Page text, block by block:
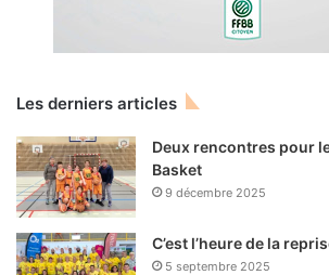
Les derniers articles
Deux rencontres pour
Basket
9 décembre 2025
C’est l’heure de la
5 septembre 2025